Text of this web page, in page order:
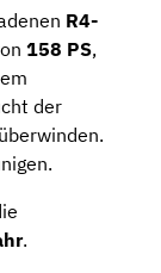
R4-
158 PS,
der
.